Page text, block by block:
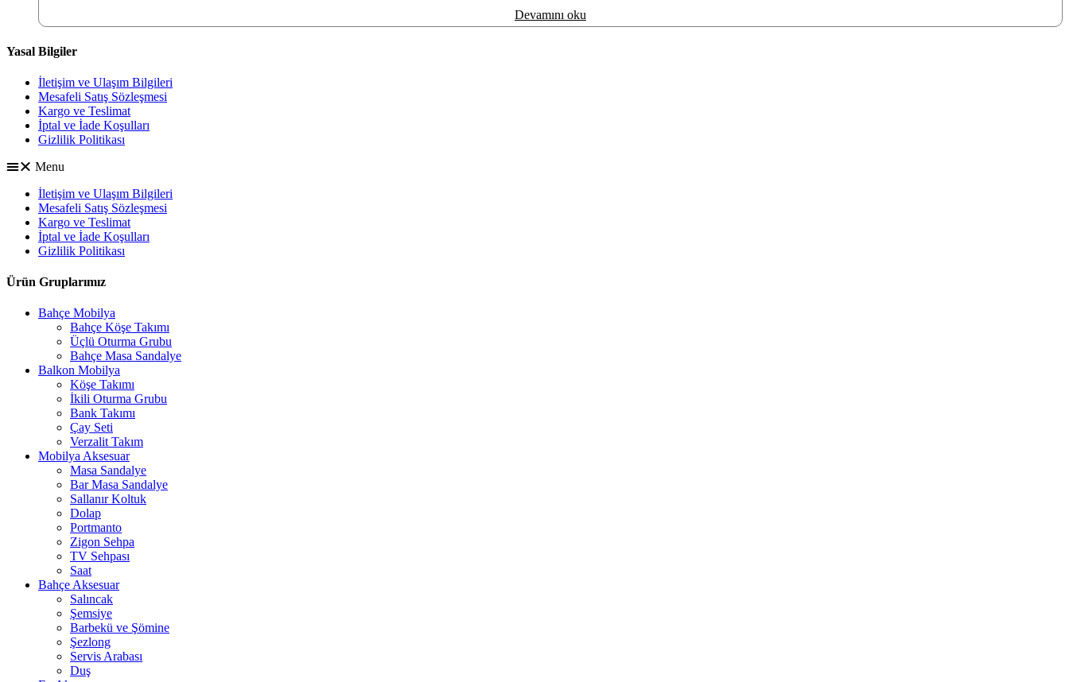
Devamını oku
Yasal Bilgiler
İletişim ve Ulaşım Bilgileri
Mesafeli Satış Sözleşmesi
Kargo ve Teslimat
İptal ve İade Koşulları
Gizlilik Politikası
Menu
İletişim ve Ulaşım Bilgileri
Mesafeli Satış Sözleşmesi
Kargo ve Teslimat
İptal ve İade Koşulları
Gizlilik Politikası
Ürün Gruplarımız
Bahçe Mobilya
Bahçe Köşe Takımı
Üçlü Oturma Grubu
Bahçe Masa Sandalye
Balkon Mobilya
Köşe Takımı
İkili Oturma Grubu
Bank Takımı
Çay Seti
Verzalit Takım
Mobilya Aksesuar
Masa Sandalye
Bar Masa Sandalye
Sallanır Koltuk
Dolap
Portmanto
Zigon Sehpa
TV Sehpası
Saat
Bahçe Aksesuar
Salıncak
Şemsiye
Barbekü ve Şömine
Şezlong
Servis Arabası
Duş